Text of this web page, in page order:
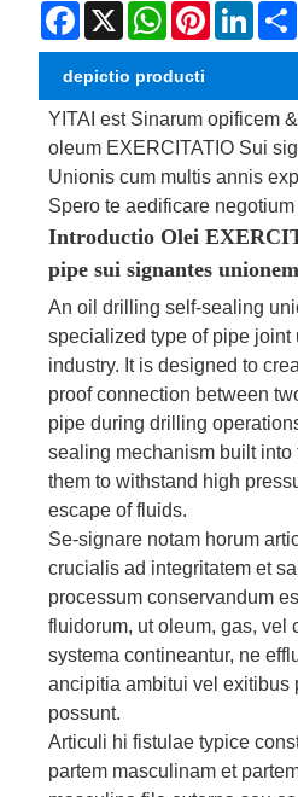
Facebook
X WhatsAppPinterest
depictio producti
YITAI est Sinarum opificem
oleum EXERCITATIO Sui
Unionis cum multis annis
Spero te aedificare
Introductio Olei
pipe sui signantes unionem
An oil drilling self-sealing
specialized type of pipe joint
industry. It is designed to
proof connection between
pipe during drilling
sealing mechanism built
them to withstand high
escape of fluids.
Se-signare notam horum
crucialis ad integritatem et
processum conservandum
fluidorum, ut oleum, gas, vel
systema contineantur, ne
ancipitia ambitui vel exitibus
possunt.
Articuli hi fistulae typice
partem masculinam et